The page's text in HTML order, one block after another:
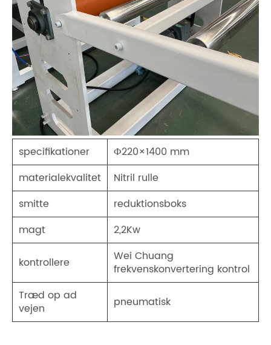
specifikationer
Ф220×1400 mm
materialekvalitet
Nitril rulle
smitte
reduktionsboks
magt
2,2Kw
kontrollere
Wei Chuang
frekvenskonvertering kontrol
Træd op ad
vejen
pneumatisk